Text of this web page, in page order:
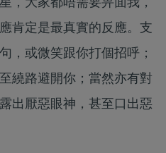
肯定是最真實的反應。支
，或微笑跟你打個招呼；
繞路避開你；當然亦有對
出厭惡眼神，甚至口出惡